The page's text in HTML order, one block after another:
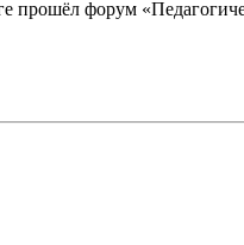
прошёл форум